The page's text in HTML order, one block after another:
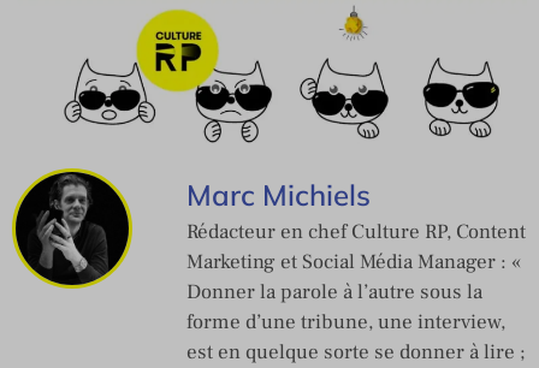
Marc Michiels
Rédacteur en chef Culture RP, Content
Marketing et Social Média Manager : «
Donner la parole à l’autre sous la
forme d’une tribune, une interview,
est en quelque sorte se donner à lire ;